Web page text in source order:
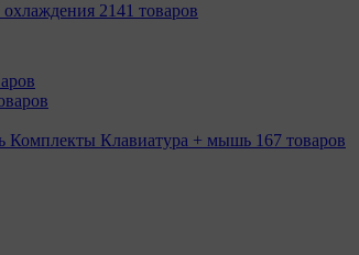
2141 товаров
Комплекты Клавиатура + мышь 167 товаров